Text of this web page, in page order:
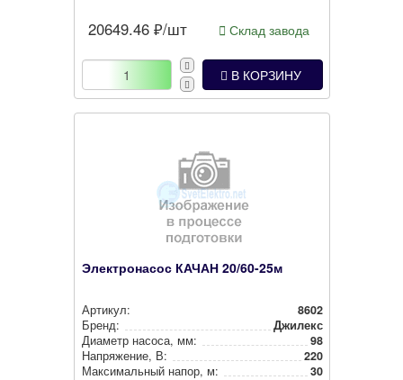
20649.46 ₽/шт Склад завода
В КОРЗИНУ
Электронасос КАЧАН 20/60-25м
Артикул:
8602
Бренд:
Джилекс
Диаметр насоса, мм:
98
Нап­ря­же­ние, В:
220
Мак­си­маль­ный напор, м:
30